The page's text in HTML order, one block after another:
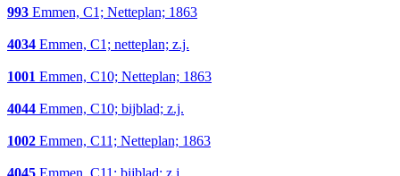
993 Emmen, C1; Netteplan; 1863
4034 Emmen, C1; netteplan; z.j.
1001 Emmen, C10; Netteplan; 1863
4044 Emmen, C10; bijblad; z.j.
1002 Emmen, C11; Netteplan; 1863